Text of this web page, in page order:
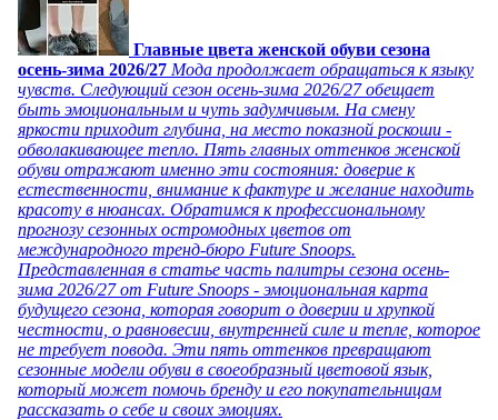
Главные цвета женской обуви сезона
осень-зима 2026/27 Мода продолжает обращаться к языку
чувств. Следующий сезон осень-зима 2026/27 обещает
быть эмоциональным и чуть задумчивым. На смену
яркости приходит глубина, на место показной роскоши -
обволакивающее тепло. Пять главных оттенков женской
обуви отражают именно эти состояния: доверие к
естественности, внимание к фактуре и желание находить
красоту в нюансах. Обратимся к профессиональному
прогнозу сезонных остромодных цветов от
международного тренд-бюро Future Snoops.
Представленная в статье часть палитры сезона осень-
зима 2026/27 от Future Snoops - эмоциональная карта
будущего сезона, которая говорит о доверии и хрупкой
честности, о равновесии, внутренней силе и тепле, которое
не требует повода. Эти пять оттенков превращают
сезонные модели обуви в своеобразный цветовой язык,
который может помочь бренду и его покупательницам
рассказать о себе и своих эмоциях.